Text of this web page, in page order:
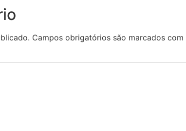
Campos obrigatórios são marcados com